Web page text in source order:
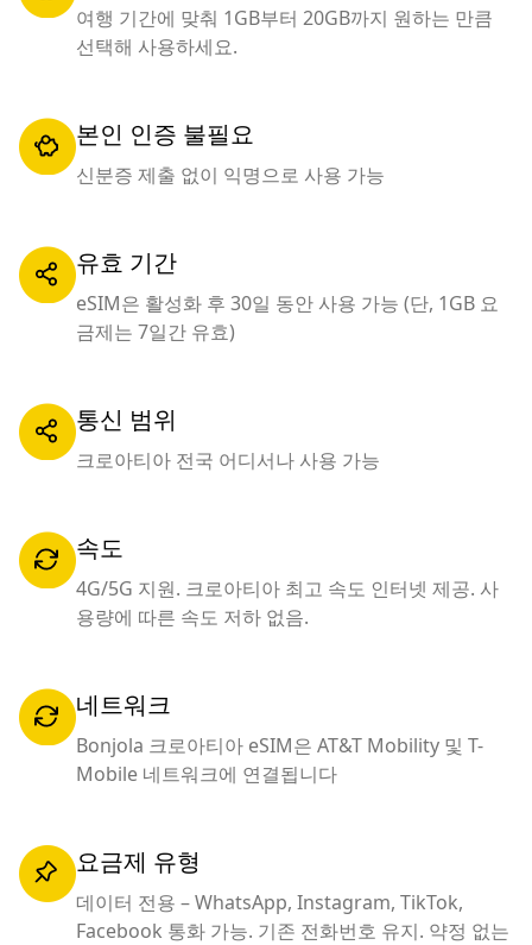
여행 기간에 맞춰 1GB부터 20GB까지 원하는 만큼
선택해 사용하세요.
본인 인증 불필요
신분증 제출 없이 익명으로 사용 가능
유효 기간
eSIM은 활성화 후 30일 동안 사용 가능 (단, 1GB 요
금제는 7일간 유효)
통신 범위
크로아티아 전국 어디서나 사용 가능
속도
4G/5G 지원. 크로아티아 최고 속도 인터넷 제공. 사
용량에 따른 속도 저하 없음.
네트워크
Bonjola 크로아티아 eSIM은 AT&T Mobility 및 T-
Mobile 네트워크에 연결됩니다
요금제 유형
데이터 전용 – WhatsApp, Instagram, TikTok,
Facebook 통화 가능. 기존 전화번호 유지. 약정 없는